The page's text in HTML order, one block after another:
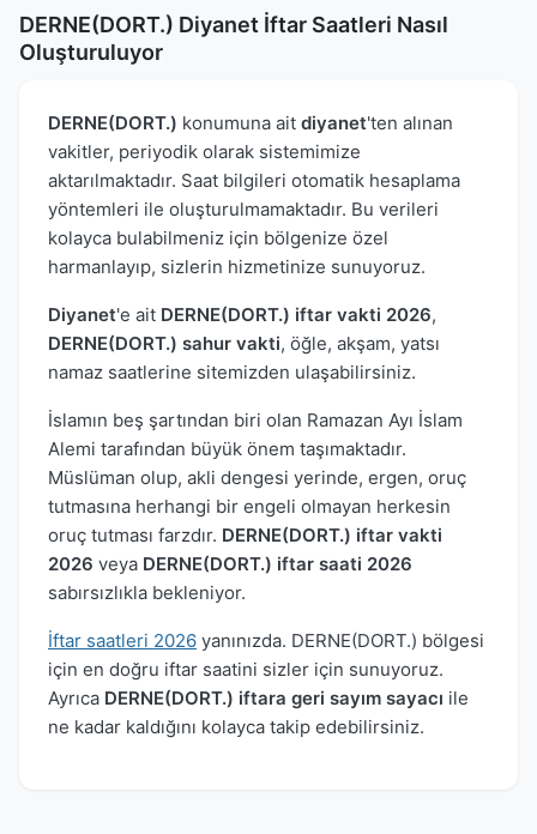
DERNE(DORT.) Diyanet İftar Saatleri Nasıl
Oluşturuluyor
DERNE(DORT.) konumuna ait diyanet'ten alınan
vakitler, periyodik olarak sistemimize
aktarılmaktadır. Saat bilgileri otomatik hesaplama
yöntemleri ile oluşturulmamaktadır. Bu verileri
kolayca bulabilmeniz için bölgenize özel
harmanlayıp, sizlerin hizmetinize sunuyoruz.
Diyanet'e ait DERNE(DORT.) iftar vakti 2026,
DERNE(DORT.) sahur vakti, öğle, akşam, yatsı
namaz saatlerine sitemizden ulaşabilirsiniz.
İslamın beş şartından biri olan Ramazan Ayı İslam
Alemi tarafından büyük önem taşımaktadır.
Müslüman olup, akli dengesi yerinde, ergen, oruç
tutmasına herhangi bir engeli olmayan herkesin
oruç tutması farzdır. DERNE(DORT.) iftar vakti
2026 veya DERNE(DORT.) iftar saati 2026
sabırsızlıkla bekleniyor.
İftar saatleri 2026 yanınızda. DERNE(DORT.) bölgesi
için en doğru iftar saatini sizler için sunuyoruz.
Ayrıca DERNE(DORT.) iftara geri sayım sayacı ile
ne kadar kaldığını kolayca takip edebilirsiniz.